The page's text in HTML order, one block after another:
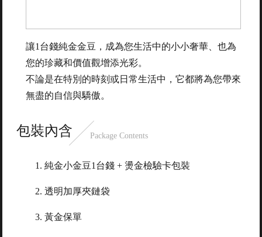
讓1台錢純金金豆，成為您生活中的小小奢華、也為
您的珍藏和價值觀增添光彩。
不論是在特別的時刻或日常生活中，它都將為您帶來
無盡的自信與驕傲。
包裝內含 Package Contents
純金小金豆1台錢 + 燙金檢驗卡包裝
透明加厚夾鏈袋
黃金保單